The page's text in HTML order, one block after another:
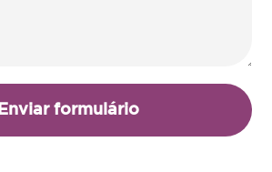
Enviar formulário